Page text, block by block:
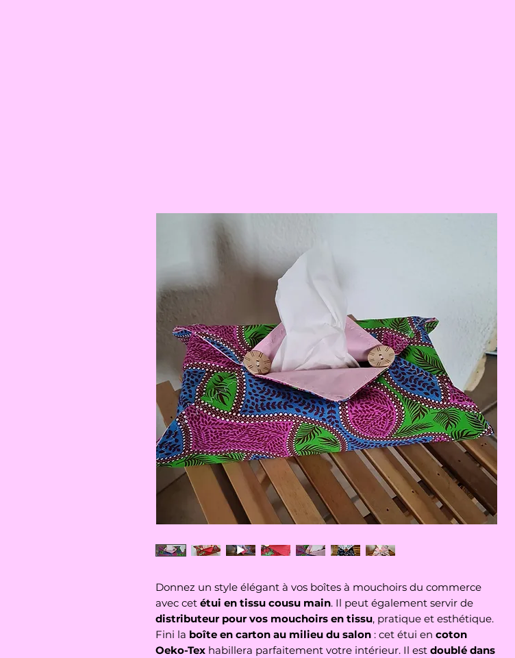
Donnez un style élégant à vos boîtes à mouchoirs du commerce
avec cet étui en tissu cousu main. Il peut également servir de
distributeur pour vos mouchoirs en tissu, pratique et esthétique.
Fini la boîte en carton au milieu du salon : cet étui en coton
Oeko-Tex habillera parfaitement votre intérieur. Il est doublé dans